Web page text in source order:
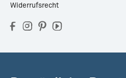
Widerrufsrecht